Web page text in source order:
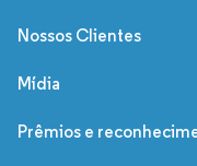
Nossos Clientes
Mídia
Prêmios e